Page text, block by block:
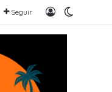
Seguir Iniciar sesión